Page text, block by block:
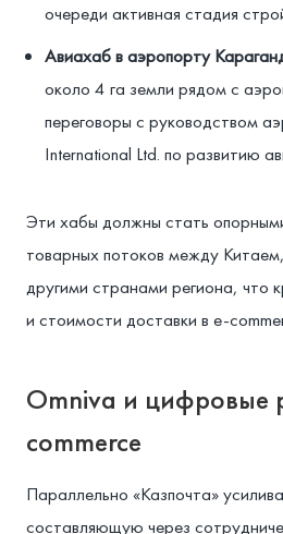
очереди активная стадия
Авиахаб в аэропорту
около 4 га земли рядом с
переговоры с руководством
International Ltd. по развитию
Эти хабы должны стать
товарных потоков между
другими странами региона, что
и стоимости доставки в e-
Omniva и цифровые
commerce
Параллельно «Казпочта»
составляющую через